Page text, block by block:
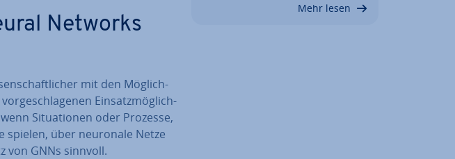
Networks
mit den Mög­lich­
Ein­satz­mög­lich­
Si­tua­tio­nen oder Prozesse,
spielen, über neuronale Netze
von GNNs sinnvoll.
Mehr lesen